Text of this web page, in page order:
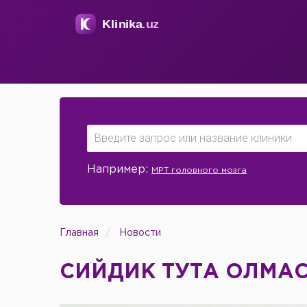
Например: МРТ головного мозга
Главная Новости
СИЙДИК ТУТА